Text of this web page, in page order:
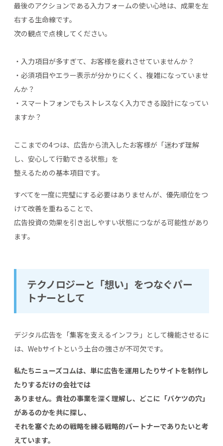
最後のアクションである入力フォームの使い心地は、成果を左
右する生命線です。
次の観点で点検してください。
・入力項目が多すぎて、お客様を疲れさせていませんか？
・必須項目やエラー表示が分かりにくく、複雑になっていませ
んか？
・スマートフォンでもストレスなく入力できる設計になってい
ますか？
ここまでの4つは、広告から流入したお客様が「迷わず理解
し、安心して行動できる状態」を
整えるための基本項目です。
すべてを一度に完璧にする必要はありませんが、優先順位をつ
けて改善を重ねることで、
広告投資の効果を引き出しやすい状態につながる可能性があり
ます。
テクノロジーと「想い」をつなぐパー
トナーとして
デジタル広告を「集客を支えるインフラ」として機能させるに
は、Webサイトという土台の強さが不可欠です。
私たちニューズコムは、単に広告を運用したりサイトを制作し
たりするだけの会社では
ありません。貴社の事業を深く理解し、どこに「バケツの穴」
があるのかを共に探し、
それを塞ぐための戦略を練る戦略的パートナーでありたいと考
えています。